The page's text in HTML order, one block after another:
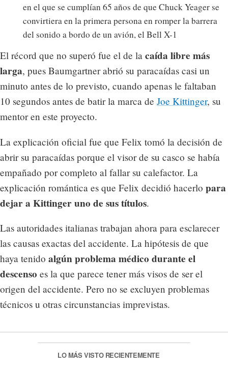
en el que se cumplían 65 años de que Chuck Yeager se
convirtiera en la primera persona en romper la barrera
del sonido a bordo de un avión, el Bell X-1
El récord que no superó fue el de la caída libre más
larga, pues Baumgartner abrió su paracaídas casi un
minuto antes de lo previsto, cuando apenas le faltaban
10 segundos antes de batir la marca de Joe Kittinger, su
mentor en este proyecto.
La explicación oficial fue que Felix tomó la decisión de
abrir su paracaídas porque el visor de su casco se había
empañado por completo al fallar su calefactor. La
explicación romántica es que Felix decidió hacerlo para
dejar a Kittinger uno de sus títulos.
Las autoridades italianas trabajan ahora para esclarecer
las causas exactas del accidente. La hipótesis de que
haya tenido algún problema médico durante el
descenso es la que parece tener más visos de ser el
origen del accidente. Pero no se excluyen problemas
técnicos u otras circunstancias imprevistas.
LO MÁS VISTO RECIENTEMENTE